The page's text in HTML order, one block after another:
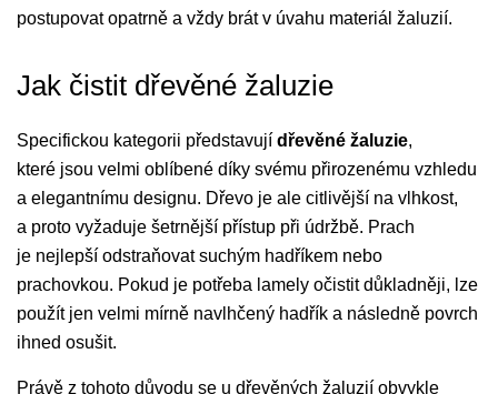
postupovat opatrně a vždy brát v úvahu materiál žaluzií.
Jak čistit dřevěné žaluzie
Specifickou kategorii představují dřevěné žaluzie,
které jsou velmi oblíbené díky svému přirozenému vzhledu
a elegantnímu designu. Dřevo je ale citlivější na vlhkost,
a proto vyžaduje šetrnější přístup při údržbě. Prach
je nejlepší odstraňovat suchým hadříkem nebo
prachovkou. Pokud je potřeba lamely očistit důkladněji, lze
použít jen velmi mírně navlhčený hadřík a následně povrch
ihned osušit.
Právě z tohoto důvodu se u dřevěných žaluzií obvykle